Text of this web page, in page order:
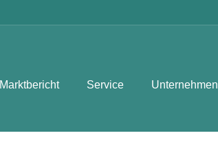
Marktbericht Service Unternehmen